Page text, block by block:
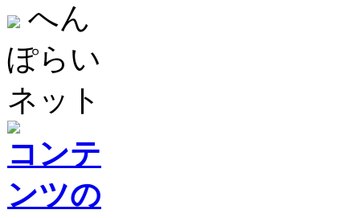
へん
ぽらい
ネット
コンテ
ンツの